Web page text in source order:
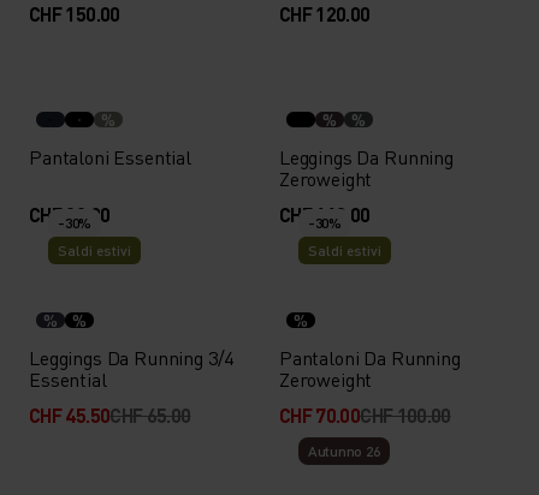
CHF 150.00
CHF 120.00
%
Pantaloni Essential
CHF 90.00
% %
Leggings Da Running
Zeroweight
CHF 110.00
-30%
Saldi estivi
% %
Leggings Da Running 3/4
Essential
CHF 45.50CHF 65.00
-30%
Saldi estivi
%
Pantaloni Da Running
Zeroweight
CHF 70.00CHF 100.00
Autunno 26